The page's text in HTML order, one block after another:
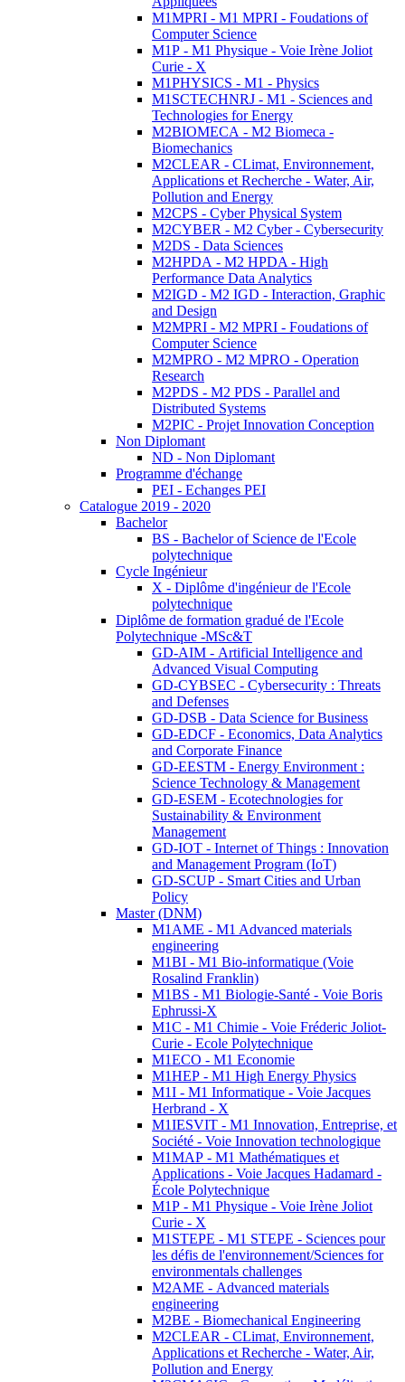
M1MPRI - M1 MPRI - Foudations of
Computer Science
M1P - M1 Physique - Voie Irène Joliot
Curie - X
M1PHYSICS - M1 - Physics
M1SCTECHNRJ - M1 - Sciences and
Technologies for Energy
M2BIOMECA - M2 Biomeca -
Biomechanics
M2CLEAR - CLimat, Environnement,
Applications et Recherche - Water, Air,
Pollution and Energy
M2CPS - Cyber Physical System
M2CYBER - M2 Cyber - Cybersecurity
M2DS - Data Sciences
M2HPDA - M2 HPDA - High
Performance Data Analytics
M2IGD - M2 IGD - Interaction, Graphic
and Design
M2MPRI - M2 MPRI - Foudations of
Computer Science
M2MPRO - M2 MPRO - Operation
Research
M2PDS - M2 PDS - Parallel and
Distributed Systems
M2PIC - Projet Innovation Conception
Non Diplomant
ND - Non Diplomant
Programme d'échange
PEI - Echanges PEI
Catalogue 2019 - 2020
Bachelor
BS - Bachelor of Science de l'Ecole
polytechnique
Cycle Ingénieur
X - Diplôme d'ingénieur de l'Ecole
polytechnique
Diplôme de formation gradué de l'Ecole
Polytechnique -MSc&T
GD-AIM - Artificial Intelligence and
Advanced Visual Computing
GD-CYBSEC - Cybersecurity : Threats
and Defenses
GD-DSB - Data Science for Business
GD-EDCF - Economics, Data Analytics
and Corporate Finance
GD-EESTM - Energy Environment :
Science Technology & Management
GD-ESEM - Ecotechnologies for
Sustainability & Environment
Management
GD-IOT - Internet of Things : Innovation
and Management Program (IoT)
GD-SCUP - Smart Cities and Urban
Policy
Master (DNM)
M1AME - M1 Advanced materials
engineering
M1BI - M1 Bio-informatique (Voie
Rosalind Franklin)
M1BS - M1 Biologie-Santé - Voie Boris
Ephrussi-X
M1C - M1 Chimie - Voie Fréderic Joliot-
Curie - Ecole Polytechnique
M1ECO - M1 Economie
M1HEP - M1 High Energy Physics
M1I - M1 Informatique - Voie Jacques
Herbrand - X
M1IESVIT - M1 Innovation, Entreprise, et
Société - Voie Innovation technologique
M1MAP - M1 Mathématiques et
Applications - Voie Jacques Hadamard -
École Polytechnique
M1P - M1 Physique - Voie Irène Joliot
Curie - X
M1STEPE - M1 STEPE - Sciences pour
les défis de l'environnement/Sciences for
environmentals challenges
M2AME - Advanced materials
engineering
M2BE - Biomechanical Engineering
M2CLEAR - CLimat, Environnement,
Applications et Recherche - Water, Air,
Pollution and Energy